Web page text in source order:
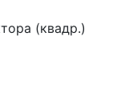
(квадр.)